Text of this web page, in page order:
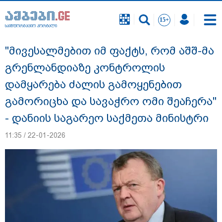
საინფორმაციო პორტალი
გიგა ავალიანის საქმეზე ნია იმნაძეს და
ანასტასია ბერუაშვილს ბრალდება
წარუდგინეს
საინფორმაციო პორტალი
"მივესალმებით იმ ფაქტს, რომ აშშ-მა
გრენლანდიაზე კონტროლის
დამყარება ძალის გამოყენებით
გამორიცხა და სავაჭრო ომი შეაჩერა"
- დანიის საგარეო საქმეთა მინისტრი
11:35 / 22-01-2026